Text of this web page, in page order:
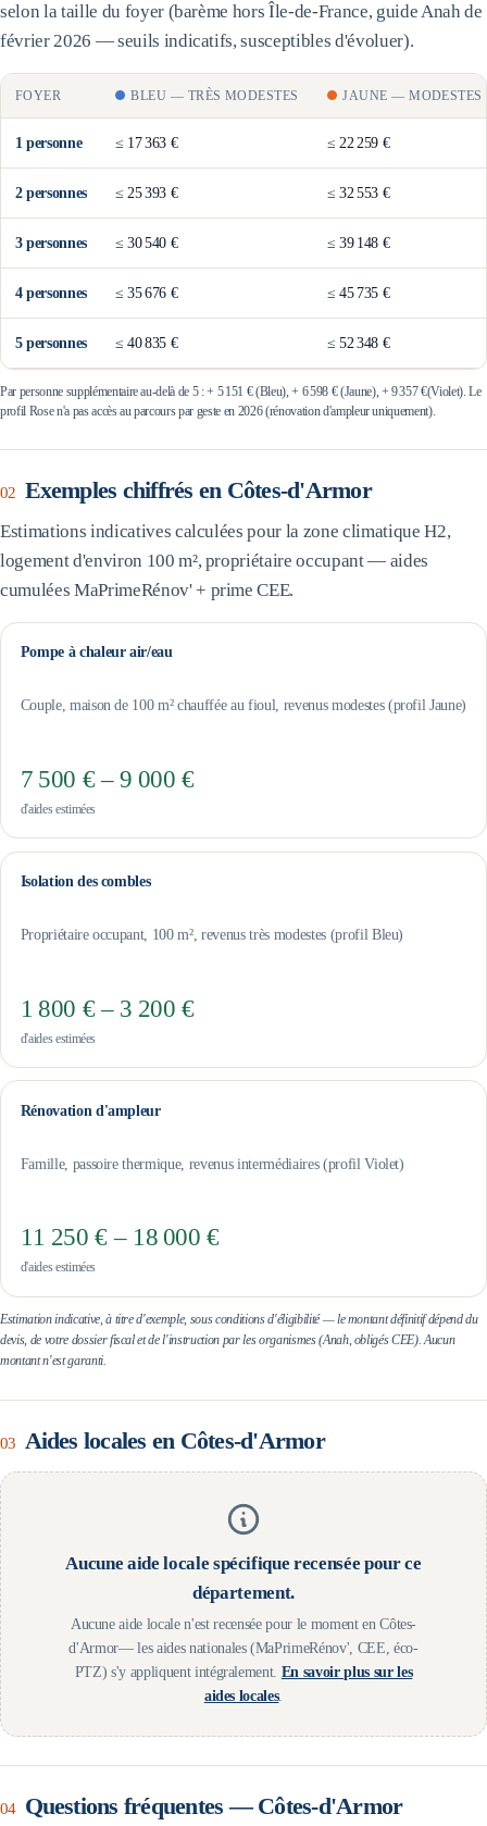
selon la taille du foyer (barème hors Île-de-France, guide Anah de
février 2026 — seuils indicatifs, susceptibles d'évoluer).
FOYER BLEU — TRÈS MODESTES JAUNE —MODESTES
1 personne ≤ 17 363 € ≤ 22 259 €
2personnes ≤ 25 393 € ≤32 553 €
3personnes ≤30 540 € ≤39 148 €
4personnes ≤35 676 € ≤45 735 €
5personnes ≤40 835 € ≤52 348 €
Par personne supplémentaire au-delà de 5 : + 5 151 €(Bleu), + 6 598 €(Jaune), + 9 357 €(Violet). Le
profil Rose n'a pas accès au parcours par geste en 2026 (rénovation d'ampleur uniquement).
02 Exemples chiffrés en Côtes-d'Armor
Estimations indicatives calculées pour la zone climatique H2,
logement d'environ 100 m², propriétaire occupant — aides
cumulées MaPrimeRénov' + prime CEE.
Pompe à chaleur air/eau
Couple, maison de 100 m² chauffée au fioul, revenus modestes (profil Jaune)
7 500 € – 9 000 €
d'aides estimées
Isolation des combles
Propriétaire occupant, 100 m², revenus très modestes (profil Bleu)
1 800 € – 3 200 €
d'aides estimées
Rénovation d'ampleur
Famille, passoire thermique, revenus intermédiaires (profil Violet)
11 250 € – 18 000 €
d'aides estimées
Estimation indicative, à titre d'exemple, sous conditions d'éligibilité — le montant définitif dépend du
devis, de votre dossier fiscal et de l'instruction par les organismes (Anah, obligés CEE). Aucun
montant n'est garanti.
03 Aides locales en Côtes-d'Armor
Aucune aide locale spécifique recensée pour ce
département.
Aucune aide locale n'est recensée pour le moment en Côtes-
d'Armor— les aides nationales (MaPrimeRénov', CEE, éco-
PTZ) s'y appliquent intégralement. En savoir plus sur les
aides locales.
04 Questions fréquentes —Côtes-d'Armor